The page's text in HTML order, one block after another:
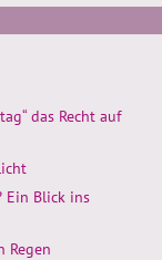
das Recht auf
Ein Blick ins
Regen